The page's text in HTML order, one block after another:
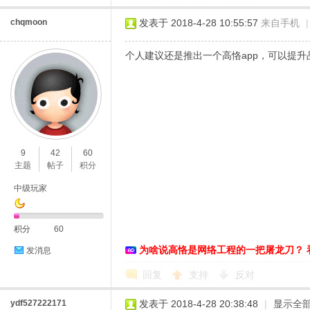
chqmoon
9
主题
42
帖子
60
积分
中级玩家
积分 60
发消息
发表于 2018-4-28 10:55:57 来自手机 |
个人建议还是推出一个高恪app，可以提
为啥说高恪是网络工程的一把屠龙刀？
回复 支持 反对
ydf527222171 发表于 2018-4-28 20:38:48 | 显示全